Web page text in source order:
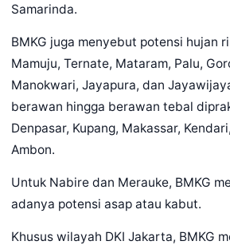
Samarinda.
BMKG juga menyebut potensi hujan
Mamuju, Ternate, Mataram, Palu,
Manokwari, Jayapura, dan
berawan hingga berawan tebal
Denpasar, Kupang, Makassar,
Ambon.
Untuk Nabire dan Merauke, BMKG
adanya potensi asap atau kabut.
Khusus wilayah DKI Jakarta, BMKG